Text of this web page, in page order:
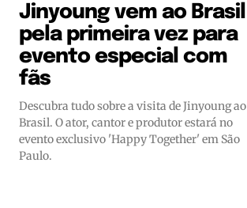
Jinyoung vem ao Brasil
pela primeira vez para
evento especial com
fãs
Descubra tudo sobre a visita de Jinyoung ao
Brasil. O ator, cantor e produtor estará no
evento exclusivo 'Happy Together' em São
Paulo.